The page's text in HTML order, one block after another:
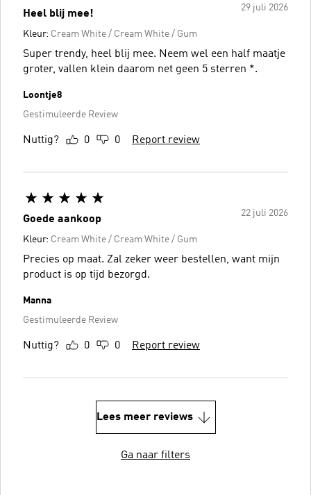
29 juli 2026
Heel blij mee!
Kleur: Cream White / Cream White / Gum
Super trendy, heel blij mee. Neem wel een half maatje
groter, vallen klein daarom net geen 5 sterren *.
Loontje8
Gestimuleerde Review
Nuttig? 0 0 Report review
22 juli 2026
Goede aankoop
Kleur: Cream White / Cream White / Gum
Precies op maat. Zal zeker weer bestellen, want mijn
product is op tijd bezorgd.
Manna
Gestimuleerde Review
Nuttig? 0 0 Report review
Lees meer reviews
Ga naar filters